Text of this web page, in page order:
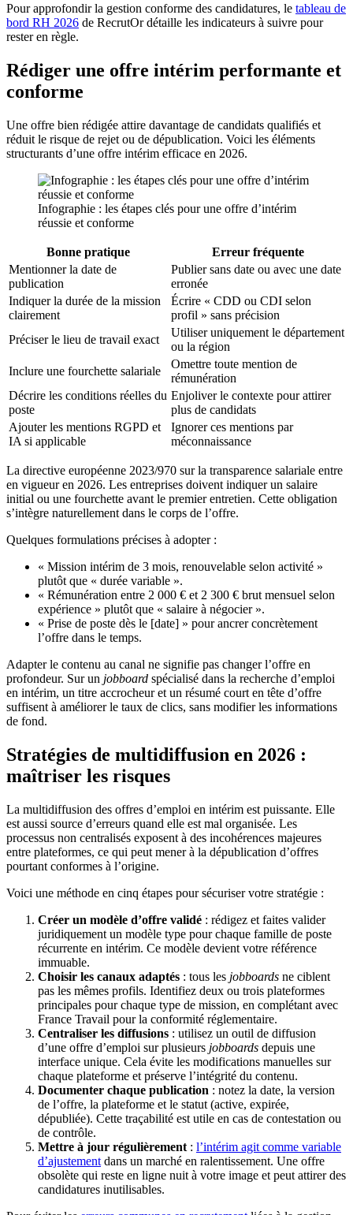
Pour approfondir la gestion conforme des candidatures, le tableau de
bord RH 2026 de RecrutOr détaille les indicateurs à suivre pour
rester en règle.
Rédiger une offre intérim performante et
conforme
Une offre bien rédigée attire davantage de candidats qualifiés et
réduit le risque de rejet ou de dépublication. Voici les éléments
structurants d’une offre intérim efficace en 2026.
Infographie : les étapes clés pour une offre d’intérim
réussie et conforme
Bonne pratique
Erreur fréquente
Mentionner la date de
publication
Publier sans date ou avec une date
erronée
Indiquer la durée de la mission
clairement
Écrire « CDD ou CDI selon
profil » sans précision
Préciser le lieu de travail exact
Utiliser uniquement le département
ou la région
Inclure une fourchette salariale
Omettre toute mention de
rémunération
Décrire les conditions réelles du
poste
Enjoliver le contexte pour attirer
plus de candidats
Ajouter les mentions RGPD et
IA si applicable
Ignorer ces mentions par
méconnaissance
La directive européenne 2023/970 sur la transparence salariale entre
en vigueur en 2026. Les entreprises doivent indiquer un salaire
initial ou une fourchette avant le premier entretien. Cette obligation
s’intègre naturellement dans le corps de l’offre.
Quelques formulations précises à adopter :
« Mission intérim de 3 mois, renouvelable selon activité »
plutôt que « durée variable ».
« Rémunération entre 2 000 € et 2 300 € brut mensuel selon
expérience » plutôt que « salaire à négocier ».
« Prise de poste dès le [date] » pour ancrer concrètement
l’offre dans le temps.
Adapter le contenu au canal ne signifie pas changer l’offre en
profondeur. Sur un jobboard spécialisé dans la recherche d’emploi
en intérim, un titre accrocheur et un résumé court en tête d’offre
suffisent à améliorer le taux de clics, sans modifier les informations
de fond.
Stratégies de multidiffusion en 2026 :
maîtriser les risques
La multidiffusion des offres d’emploi en intérim est puissante. Elle
est aussi source d’erreurs quand elle est mal organisée. Les
processus non centralisés exposent à des incohérences majeures
entre plateformes, ce qui peut mener à la dépublication d’offres
pourtant conformes à l’origine.
Voici une méthode en cinq étapes pour sécuriser votre stratégie :
Créer un modèle d’offre validé : rédigez et faites valider
juridiquement un modèle type pour chaque famille de poste
récurrente en intérim. Ce modèle devient votre référence
immuable.
Choisir les canaux adaptés : tous les jobboards ne ciblent
pas les mêmes profils. Identifiez deux ou trois plateformes
principales pour chaque type de mission, en complétant avec
France Travail pour la conformité réglementaire.
Centraliser les diffusions : utilisez un outil de diffusion
d’une offre d’emploi sur plusieurs jobboards depuis une
interface unique. Cela évite les modifications manuelles sur
chaque plateforme et préserve l’intégrité du contenu.
Documenter chaque publication : notez la date, la version
de l’offre, la plateforme et le statut (active, expirée,
dépubliée). Cette traçabilité est utile en cas de contestation ou
de contrôle.
Mettre à jour régulièrement : l’intérim agit comme variable
d’ajustement dans un marché en ralentissement. Une offre
obsolète qui reste en ligne nuit à votre image et peut attirer des
candidatures inutilisables.